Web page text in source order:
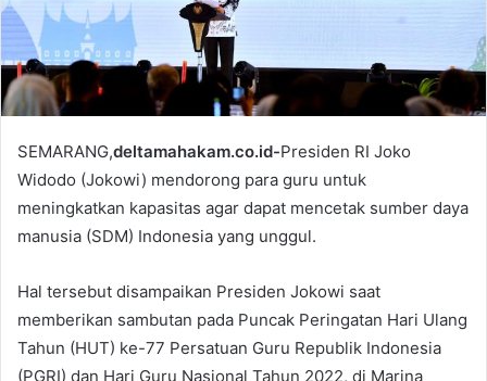
SEMARANG,deltamahakam.co.id-Presiden RI Joko
Widodo (Jokowi) mendorong para guru untuk
meningkatkan kapasitas agar dapat mencetak sumber daya
manusia (SDM) Indonesia yang unggul.
Hal tersebut disampaikan Presiden Jokowi saat
memberikan sambutan pada Puncak Peringatan Hari Ulang
Tahun (HUT) ke-77 Persatuan Guru Republik Indonesia
(PGRI) dan Hari Guru Nasional Tahun 2022, di Marina